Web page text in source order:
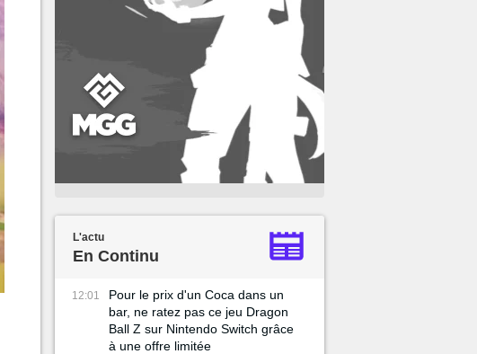
L'actu
En Continu
12:01
Pour le prix d'un Coca dans un
bar, ne ratez pas ce jeu Dragon
Ball Z sur Nintendo Switch grâce
à une offre limitée